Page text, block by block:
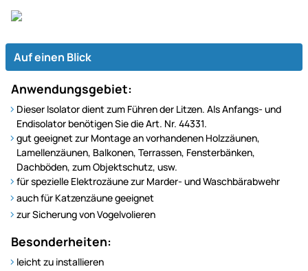
Auf einen Blick
Anwendungsgebiet:
Dieser Isolator dient zum Führen der Litzen. Als Anfangs- und
Endisolator benötigen Sie die Art. Nr. 44331.
gut geeignet zur Montage an vorhandenen Holzzäunen,
Lamellenzäunen, Balkonen, Terrassen, Fensterbänken,
Dachböden, zum Objektschutz, usw.
für spezielle Elektrozäune zur Marder- und Waschbärabwehr
auch für Katzenzäune geeignet
zur Sicherung von Vogelvolieren
Besonderheiten:
leicht zu installieren